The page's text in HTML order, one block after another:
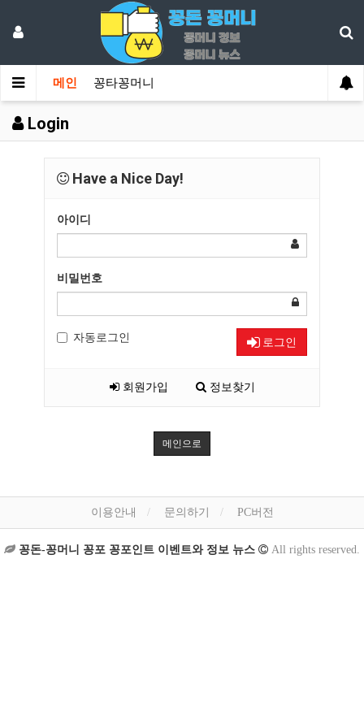
메인 꽁타꽁머니
Login
Have a Nice Day!
아이디
비밀번호
자동로그인 로그인
회원가입 정보찾기
메인으로
이용안내 문의하기 PC버전
꽁돈-꽁머니 꽁포 꽁포인트 이벤트와 정보 뉴스 All rights reserved.